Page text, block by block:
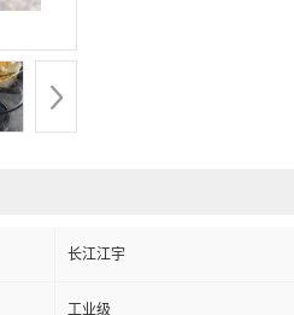
长江江宇
工业级